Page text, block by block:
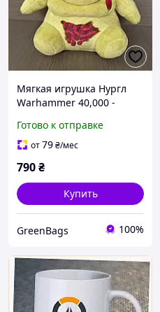
Мягкая игрушка Нургл
Warhammer 40,000 -
фанатский мерч
Готово к отправке
от79₴/мес
790₴
Купить
GreenBags 100%